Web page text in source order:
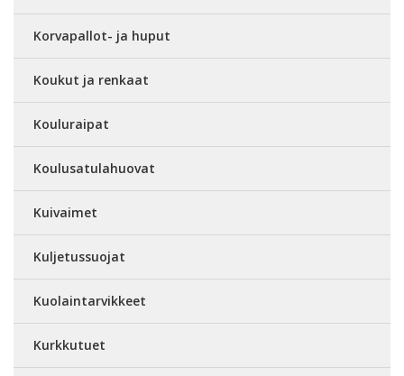
Korvapallot- ja huput
Koukut ja renkaat
Kouluraipat
Koulusatulahuovat
Kuivaimet
Kuljetussuojat
Kuolaintarvikkeet
Kurkkutuet